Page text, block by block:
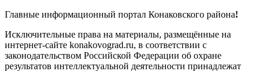
Главные информационный портал Конаковского района!
Исключительные права на материалы, размещённые на
интернет-сайте konakovograd.ru, в соответствии с
законодательством Российской Федерации об охране
результатов интеллектуальной деятельности принадлежат